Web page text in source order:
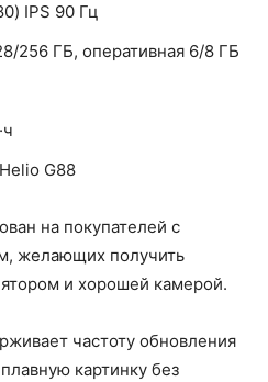
IPS 90 Гц
256 ГБ, оперативная 6/8 ГБ
G88
на покупателей с
желающих получить
и хорошей камерой.
частоту обновления
картинку без